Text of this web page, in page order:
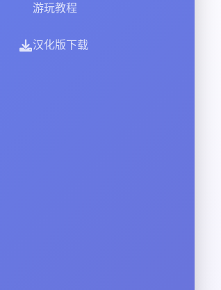
游玩教程
汉化版下载